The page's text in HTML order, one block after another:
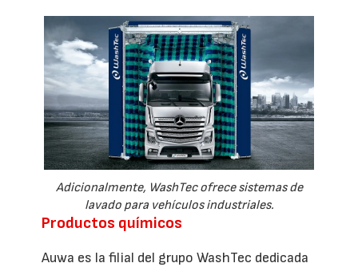
Adicionalmente, WashTec ofrece sistemas de
lavado para vehículos industriales.
Productos químicos
Auwa es la filial del grupo WashTec dedicada